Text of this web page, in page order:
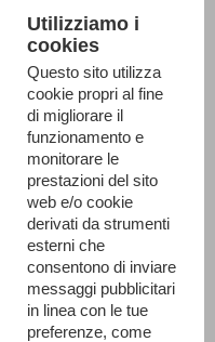
PROPOSTA DI VISITA
IL GIORNO
Utilizziamo i
cookies
Questo sito utilizza
cookie propri al fine
di migliorare il
funzionamento e
monitorare le
prestazioni del sito
web e/o cookie
derivati da strumenti
esterni che
consentono di inviare
messaggi pubblicitari
in linea con le tue
preferenze, come